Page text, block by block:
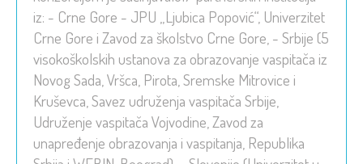
iz: - Crne Gore - JPU „Ljubica Popović“, Univerzitet
Crne Gore i Zavod za školstvo Crne Gore, - Srbije (5
visokoškolskih ustanova za obrazovanje vaspitača iz
Novog Sada, Vršca, Pirota, Sremske Mitrovice i
Kruševca, Savez udruženja vaspitača Srbije,
Udruženje vaspitača Vojvodine, Zavod za
unapređenje obrazovanja i vaspitanja, Republika